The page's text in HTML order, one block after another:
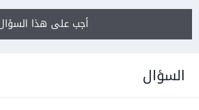
أجب على هذا السؤال
السؤال